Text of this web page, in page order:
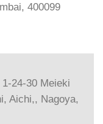
400099
24-30 Meieki
Aichi,, Nagoya,